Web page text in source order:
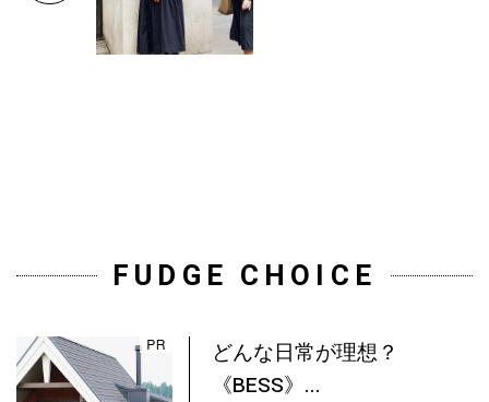
FUDGE CHOICE
どんな日常が理想？
《BESS》...